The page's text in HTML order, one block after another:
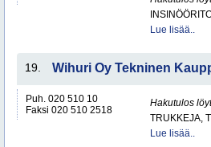
Lue lisää..
19. Wihuri Oy Tekninen
Puh. 020 510 10
Faksi 020 510 2518
Hakutulos
TRUKKEJA,
Lue lisää..